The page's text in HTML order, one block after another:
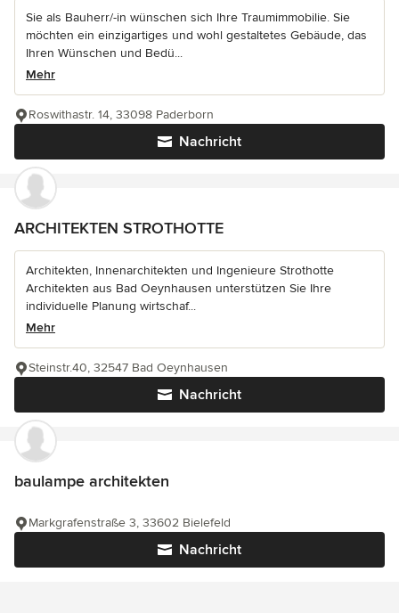
Sie als Bauherr/-in wünschen sich Ihre Traumimmobilie. Sie
möchten ein einzigartiges und wohl gestaltetes Gebäude, das
Ihren Wünschen und Bedü...
Mehr
Nachricht
Roswithastr. 14, 33098 Paderborn
ARCHITEKTEN STROTHOTTE
Architekten, Innenarchitekten und Ingenieure Strothotte
Architekten aus Bad Oeynhausen unterstützen Sie Ihre
individuelle Planung wirtschaf...
Mehr
Nachricht
Steinstr.40, 32547 Bad Oeynhausen
baulampe architekten
Nachricht
Markgrafenstraße 3, 33602 Bielefeld